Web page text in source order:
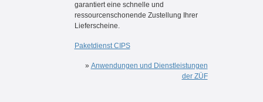
garantiert eine schnelle und
ressourcenschonende Zustellung Ihrer
Lieferscheine.
Paketdienst CIPS
» Anwendungen und Dienstleistungen
der ZÜF